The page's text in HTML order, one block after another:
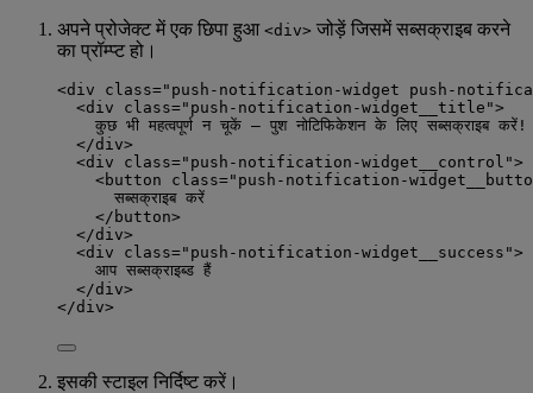
अपने प्रोजेक्ट में एक छिपा हुआ <div> जोड़ें जिसमें सब्सक्राइब करने
का प्रॉम्प्ट हो।
<div class="push-notification-widget push-
<div class="push-notification-widget__title">
कुछ भी महत्वपूर्ण न चूकें — पुश नोटिफिकेशन के लिए सब्सक्राइब करें!
</div>
<div class="push-notification-widget__control">
<button class="push-notification-
सब्सक्राइब करें
</button>
</div>
<div class="push-notification-widget__success">
आप सब्सक्राइब्ड हैं
</div>
</div>
इसकी स्टाइल निर्दिष्ट करें।